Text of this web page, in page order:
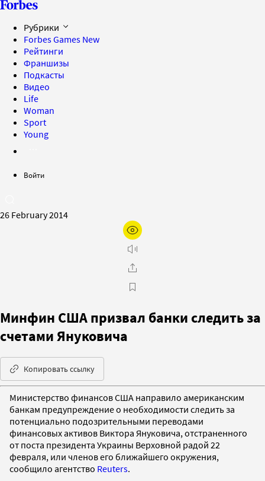
Рубрики
Forbes Games New
Рейтинги
Франшизы
Подкасты
Видео
Life
Woman
Sport
Young
Войти
26 February 2014
Минфин США призвал банки следить за
счетами Януковича
Копировать ссылку
Министерство финансов США направило американским
банкам предупреждение о необходимости следить за
потенциально подозрительными переводами
финансовых активов Виктора Януковича, отстраненного
от поста президента Украины Верховной радой 22
февраля, или членов его ближайшего окружения,
сообщило агентство Reuters.